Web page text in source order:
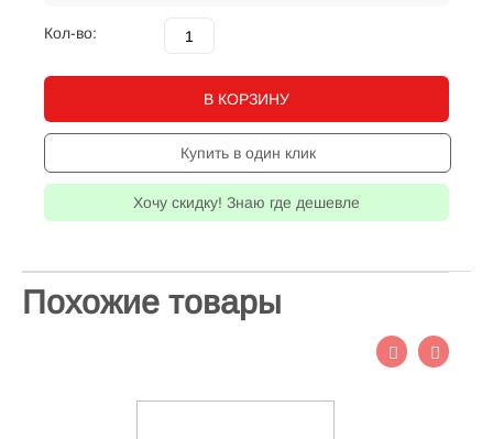
Кол-во:
В КОРЗИНУ
Купить в один клик
Хочу скидку! Знаю где дешевле
Похожие товары